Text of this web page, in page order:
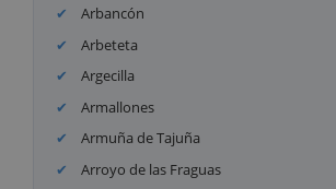
Arbancón
Arbeteta
Argecilla
Armallones
Armuña de Tajuña
Arroyo de las Fraguas